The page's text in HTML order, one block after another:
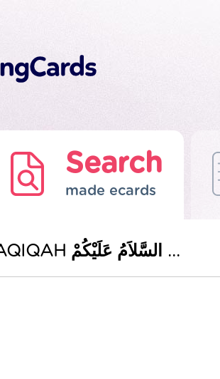
Search
made ecards
JEMPUTAN MAJLIS AQIQAH السَّلاَمُ عَلَيْكُمْ ...